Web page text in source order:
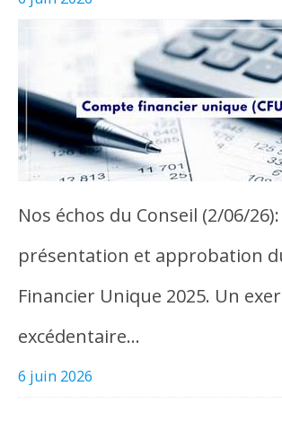
Nos échos du Conseil (2/06/26):
présentation et approbation
Financier Unique 2025. Un
excédentaire…
6 juin 2026